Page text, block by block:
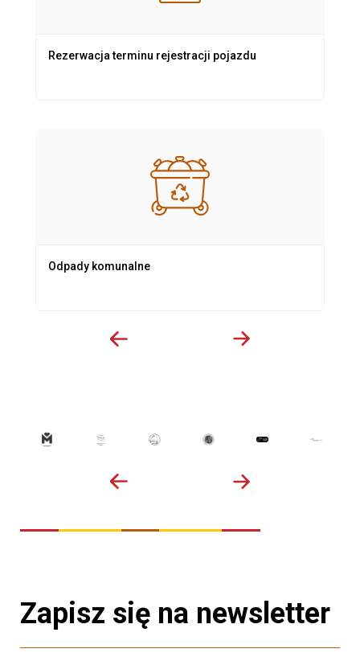
Rezerwacja terminu rejestracji pojazdu
Odpady komunalne
Zapisz się na newsletter